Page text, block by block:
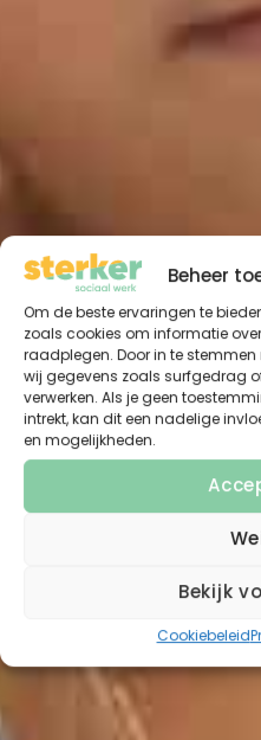
Beheer
Om de beste ervaringen te
zoals cookies om informatie
raadplegen. Door in te
wij gegevens zoals surfgedrag
verwerken. Als je geen
intrekt, kan dit een nadelige
en mogelijkheden.
Bekijk
Cookiebeleid